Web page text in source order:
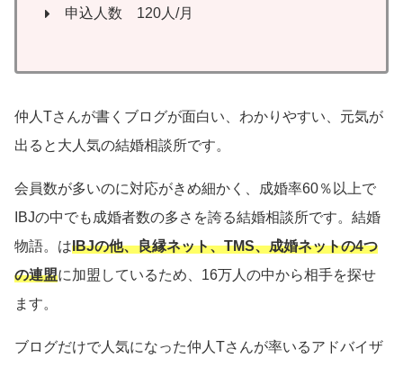
申込人数 120人/月
仲人Tさんが書くブログが面白い、わかりやすい、元気が
出ると大人気の結婚相談所です。
会員数が多いのに対応がきめ細かく、成婚率60％以上で
IBJの中でも成婚者数の多さを誇る結婚相談所です。結婚
物語。はIBJの他、良縁ネット、TMS、成婚ネットの4つ
の連盟に加盟しているため、16万人の中から相手を探せ
ます。
ブログだけで人気になった仲人Tさんが率いるアドバイザ